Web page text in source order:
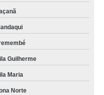
Guilherme
Maria
Norte